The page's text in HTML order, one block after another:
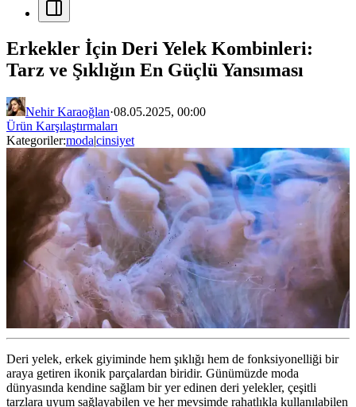
Erkekler İçin Deri Yelek Kombinleri:
Tarz ve Şıklığın En Güçlü Yansıması
Nehir Karaoğlan·08.05.2025, 00:00
Ürün Karşılaştırmaları
Kategoriler:moda|cinsiyet
Deri yelek, erkek giyiminde hem şıklığı hem de fonksiyonelliği bir
araya getiren ikonik parçalardan biridir. Günümüzde moda
dünyasında kendine sağlam bir yer edinen deri yelekler, çeşitli
tarzlara uyum sağlayabilen ve her mevsimde rahatlıkla kullanılabilen